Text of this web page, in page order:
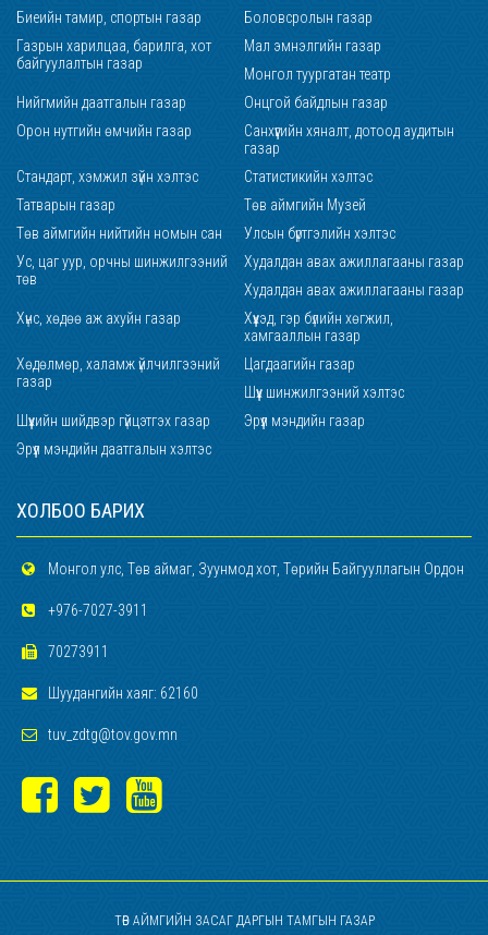
Биеийн тамир, спортын газар
Боловсролын газар
Газрын харилцаа, барилга, хот
байгуулалтын газар
Мал эмнэлгийн газар
Монгол туургатан театр
Нийгмийн даатгалын газар
Онцгой байдлын газар
Орон нутгийн өмчийн газар
Санхүүгийн хяналт, дотоод аудитын
газар
Стандарт, хэмжил зүйн хэлтэс
Статистикийн хэлтэс
Татварын газар
Төв аймгийн Музей
Төв аймгийн нийтийн номын сан
Улсын бүртгэлийн хэлтэс
Ус, цаг уур, орчны шинжилгээний
төв
Худалдан авах ажиллагааны газар
Худалдан авах ажиллагааны газар
Хүнс, хөдөө аж ахуйн газар
Хүүхэд, гэр бүлийн хөгжил,
хамгааллын газар
Хөдөлмөр, халамж үйлчилгээний
газар
Цагдаагийн газар
Шүүх шинжилгээний хэлтэс
Шүүхийн шийдвэр гүйцэтгэх газар
Эрүүл мэндийн газар
Эрүүл мэндийн даатгалын хэлтэс
ХОЛБОО БАРИХ
Монгол улс, Төв аймаг, Зуунмод хот, Төрийн Байгууллагын Ордон
+976-7027-3911
70273911
Шуудангийн хаяг: 62160
tuv_zdtg@tov.gov.mn
ТӨВ АЙМГИЙН ЗАСАГ ДАРГЫН ТАМГЫН ГАЗАР